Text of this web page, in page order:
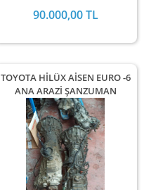
90.000,00 TL
TOYOTA HİLÜX AİSEN EURO -6
ANA ARAZİ ŞANZUMAN